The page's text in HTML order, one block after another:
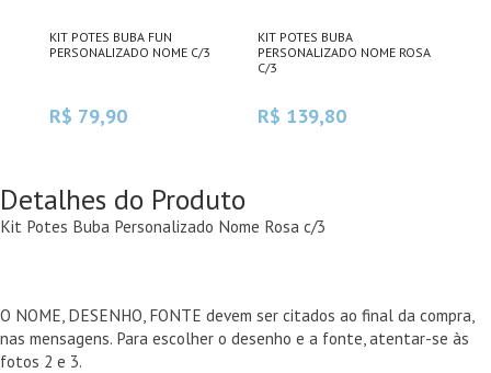
KIT POTES BUBA FUN
PERSONALIZADO NOME C/3
R$ 79,90
KIT POTES BUBA
PERSONALIZADO NOME ROSA
C/3
R$ 139,80
Detalhes do Produto
Kit Potes Buba Personalizado Nome Rosa c/3
O NOME, DESENHO, FONTE devem ser citados ao final da compra,
nas mensagens. Para escolher o desenho e a fonte, atentar-se às
fotos 2 e 3.